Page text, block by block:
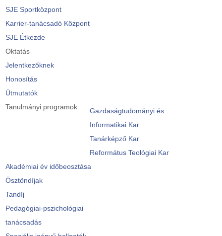
SJE Sportközpont
Karrier-tanácsadó Központ
SJE Étkezde
Oktatás
Jelentkezőknek
Honosítás
Útmutatók
Tanulmányi programok
Gazdaságtudományi és
Informatikai Kar
Tanárképző Kar
Református Teológiai Kar
Akadémiai év időbeosztása
Ösztöndíjak
Tandíj
Pedagógiai-pszichológiai
tanácsadás